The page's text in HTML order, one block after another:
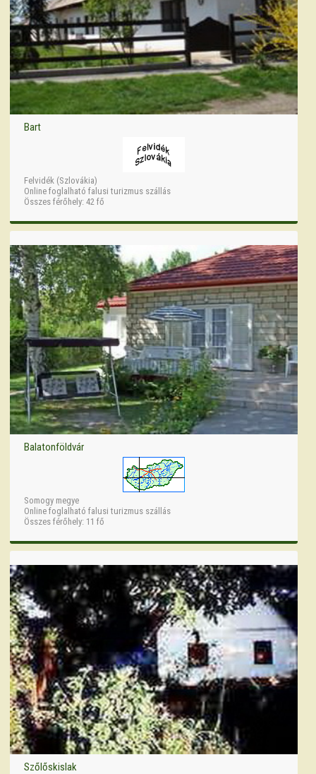
Bart
Felvidék (Szlovákia)
Online foglalható falusi turizmus szállás
Összes férőhely: 42 fő
Balatonföldvár
Somogy megye
Online foglalható falusi turizmus szállás
Összes férőhely: 11 fő
Szőlőskislak